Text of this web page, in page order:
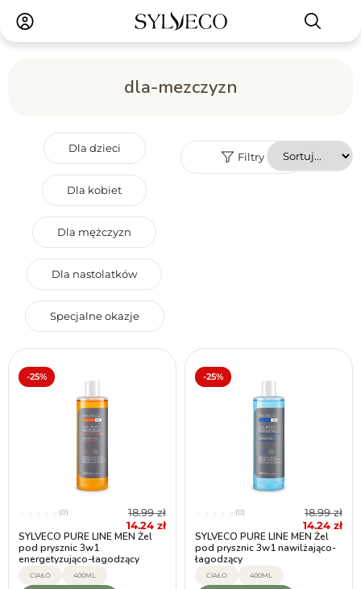
dla-mezczyzn
Filtry
Dla dzieci
Dla kobiet
Dla mężczyzn
Dla nastolatków
Specjalne okazje
zestawu
—70
-25%
(0) 18.99zł
14.24 zł
SYLVECO PURE LINE MEN Żel
pod prysznic 3w1
energetyzująco-łagodzący
CIAŁO 400ML
-25%
(0) 18.99zł
14.24 zł
SYLVECO PURE LINE MEN Żel
pod prysznic 3w1 nawilżająco-
łagodzący
CIAŁO 400ML